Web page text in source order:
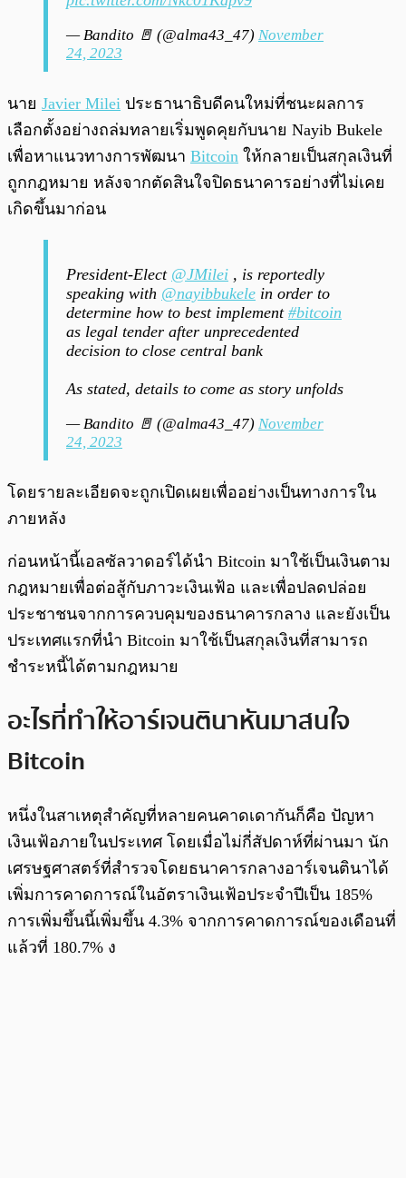
— Bandito 🚪 (@alma43_47) November
24, 2023
นาย Javier Milei ประธานาธิบดีคนใหม่ที่ชนะผลการ
เลือกตั้งอย่างถล่มทลายเริ่มพูดคุยกับนาย Nayib Bukele
เพื่อหาแนวทางการพัฒนา Bitcoin ให้กลายเป็นสกุลเงินที่
ถูกกฎหมาย หลังจากตัดสินใจปิดธนาคารอย่างที่ไม่เคย
เกิดขึ้นมาก่อน
President-Elect @JMilei , is reportedly
speaking with @nayibbukele in order to
determine how to best implement #bitcoin
as legal tender after unprecedented
decision to close central bank
As stated, details to come as story unfolds
— Bandito 🚪 (@alma43_47) November
24, 2023
โดยรายละเอียดจะถูกเปิดเผยเพื่ออย่างเป็นทางการใน
ภายหลัง
ก่อนหน้านี้เอลซัลวาดอร์ได้นำ Bitcoin มาใช้เป็นเงินตาม
กฎหมายเพื่อต่อสู้กับภาวะเงินเฟ้อ และเพื่อปลดปล่อย
ประชาชนจากการควบคุมของธนาคารกลาง และยังเป็น
ประเทศแรกที่นำ Bitcoin มาใช้เป็นสกุลเงินที่สามารถ
ชำระหนี้ได้ตามกฎหมาย
อะไรที่ทำให้อาร์เจนตินาหันมาสนใจ
Bitcoin
หนึ่งในสาเหตุสำคัญที่หลายคนคาดเดากันก็คือ ปัญหา
เงินเฟ้อภายในประเทศ โดยเมื่อไม่กี่สัปดาห์ที่ผ่านมา นัก
เศรษฐศาสตร์ที่สำรวจโดยธนาคารกลางอาร์เจนตินาได้
เพิ่มการคาดการณ์ในอัตราเงินเฟ้อประจำปีเป็น 185%
การเพิ่มขึ้นนี้เพิ่มขึ้น 4.3% จากการคาดการณ์ของเดือนที่
แล้วที่ 180.7% ง